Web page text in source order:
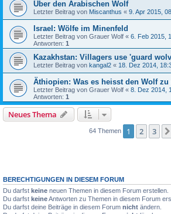
Über den Arabischen Wolf
Letzter Beitrag von Miscanthus « 9. Apr 2015,
Israel: Wölfe im Minenfeld
Letzter Beitrag von Grauer Wolf « 6. Feb 2015,
Antworten: 1
Kazakhstan: Villagers use 'guard
Letzter Beitrag von kangal2 « 18. Dez 2014,
Äthiopien: Was es heisst den Wolf zu
Letzter Beitrag von Grauer Wolf « 8. Dez 2014,
Antworten: 1
Neues Thema
64 Themen 1 2 3
BERECHTIGUNGEN IN DIESEM FORUM
Du darfst keine neuen Themen in diesem Forum erstellen.
Du darfst keineAntworten zu Themen in diesem Forum
Du darfst deine Beiträge in diesem Forum nicht ändern.